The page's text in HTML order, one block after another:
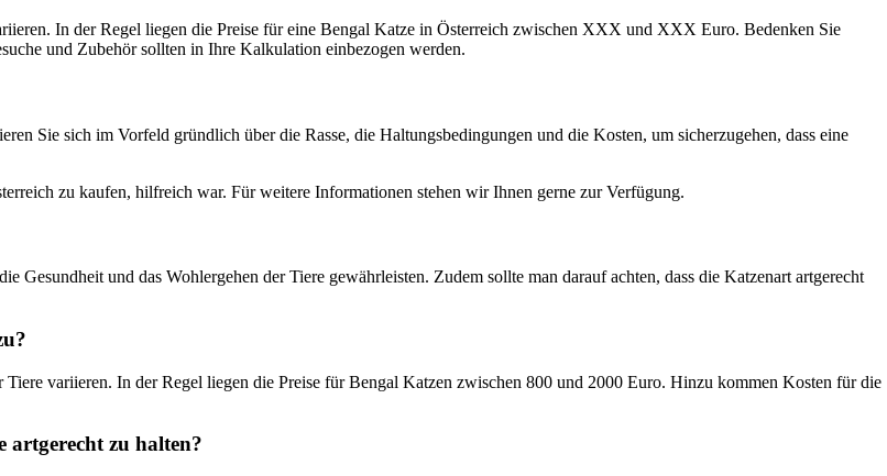
In der Regel liegen die Preise für eine Bengal Katze in Österreich zwischen XXX und XXX Euro. Bedenken Sie
und Zubehör sollten in Ihre Kalkulation einbezogen werden.
Sie sich im Vorfeld gründlich über die Rasse, die Haltungsbedingungen und die Kosten, um sicherzugehen, dass eine
zu kaufen, hilfreich war. Für weitere Informationen stehen wir Ihnen gerne zur Verfügung.
und das Wohlergehen der Tiere gewährleisten. Zudem sollte man darauf achten, dass die Katzenart artgerecht
variieren. In der Regel liegen die Preise für Bengal Katzen zwischen 800 und 2000 Euro. Hinzu kommen Kosten für die
artgerecht zu halten?